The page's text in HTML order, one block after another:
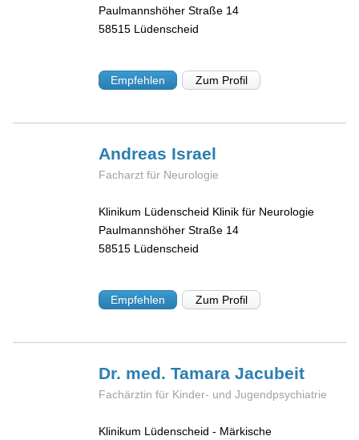
Paulmannshöher Straße 14
58515 Lüdenscheid
Empfehlen Zum Profil
Andreas Israel
Facharzt für Neurologie
Klinikum Lüdenscheid Klinik für Neurologie
Paulmannshöher Straße 14
58515 Lüdenscheid
Empfehlen Zum Profil
Dr. med. TamaraJacubeit
Fachärztin für Kinder- und Jugendpsychiatrie
Klinikum Lüdenscheid - Märkische